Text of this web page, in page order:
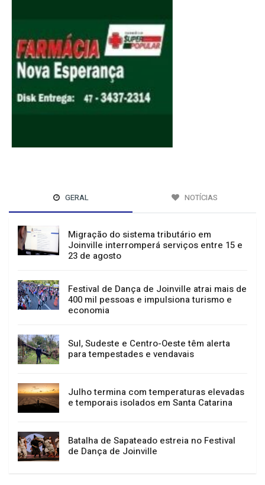
GERAL NOTÍCIAS
Migração do sistema tributário em
Joinville interromperá serviços entre 15 e
23 de agosto
Festival de Dança de Joinville atrai mais de
400 mil pessoas e impulsiona turismo e
economia
Sul, Sudeste e Centro-Oeste têm alerta
para tempestades e vendavais
Julho termina com temperaturas elevadas
e temporais isolados em Santa Catarina